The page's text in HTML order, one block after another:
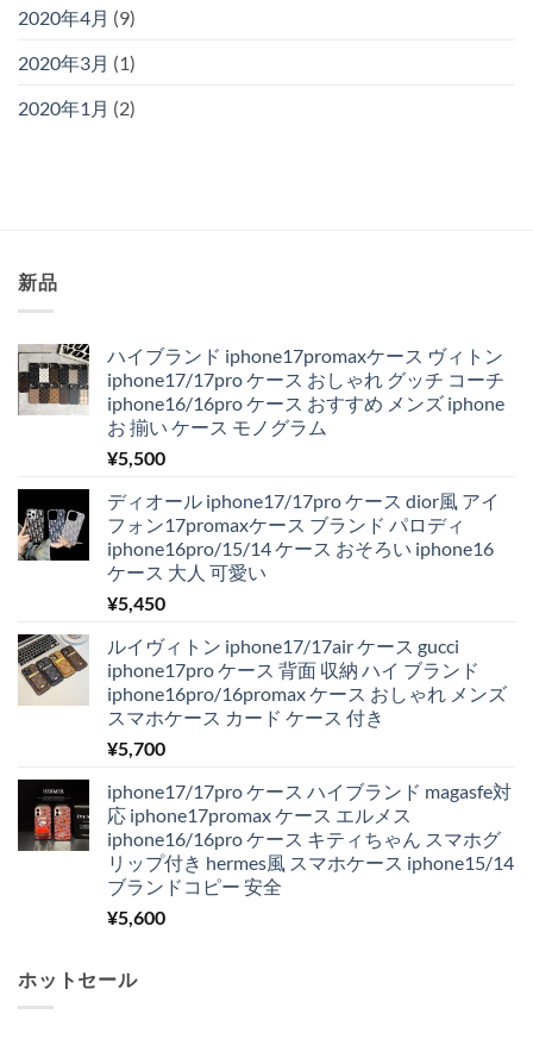
2020年4月 (9)
2020年3月 (1)
2020年1月 (2)
新品
ハイブランド iphone17promaxケース ヴィトン
iphone17/17pro ケース おしゃれ グッチ コーチ
iphone16/16pro ケース おすすめ メンズ iphone
お 揃い ケース モノグラム
¥5,500
ディオール iphone17/17pro ケース dior風 アイ
フォン17promaxケース ブランド パロディ
iphone16pro/15/14 ケース おそろい iphone16
ケース 大人 可愛い
¥5,450
ルイヴィトン iphone17/17air ケース gucci
iphone17pro ケース 背面 収納 ハイ ブランド
iphone16pro/16promax ケース おしゃれ メンズ
スマホケース カード ケース 付き
¥5,700
iphone17/17pro ケース ハイブランド magasfe対
応 iphone17promax ケース エルメス
iphone16/16pro ケース キティちゃん スマホグ
リップ付き hermes風 スマホケース iphone15/14
ブランドコピー 安全
¥5,600
ホットセール